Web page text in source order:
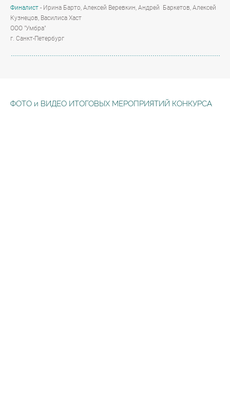
Финалист- Ирина Барто, Алексей Веревкин, Андрей Баркетов, Алексей
Кузнецов, Василиса Хаст
ООО "Умбра"
г. Санкт-Петербург
ФОТО и ВИДЕО ИТОГОВЫХ МЕРОПРИЯТИЙ КОНКУРСА